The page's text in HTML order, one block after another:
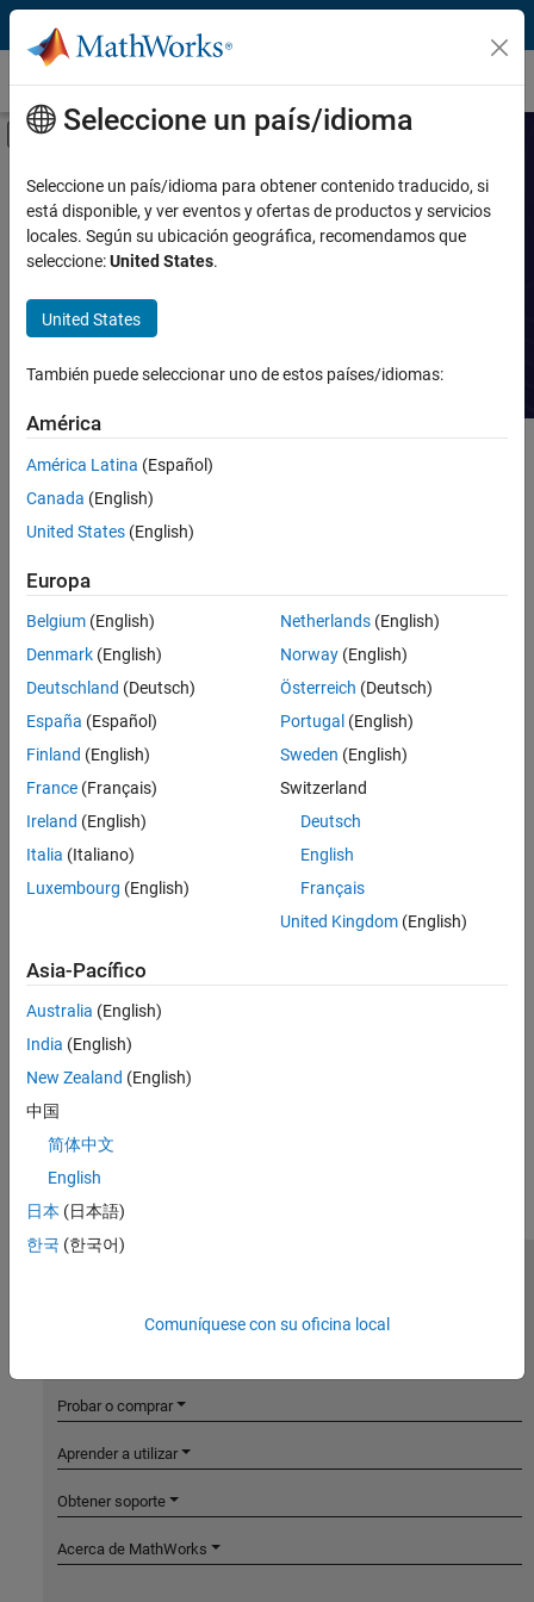
Saltar al contenido
Casos prácticos
Mostrar/ocultar menú de navegación
Prestación
Producto
Aplicación
Buscar casos
prácticos
Ordenar por
Seleccione un país/idioma
Seleccione un país/idioma para obtener contenido traducido, si
está disponible, y ver eventos y ofertas de productos y servicios
locales. Según su ubicación geográfica, recomendamos que
seleccione:United States.
United States
También puede seleccionar uno de estos países/idiomas:
América
América Latina (Español)
Canada (English)
United States (English)
Europa
Belgium (English)
Denmark (English)
Deutschland (Deutsch)
España (Español)
Finland (English)
France (Français)
Ireland (English)
Italia (Italiano)
Luxembourg (English)
Netherlands(English)
Norway(English)
Österreich (Deutsch)
Portugal (English)
Sweden (English)
Switzerland
Deutsch
English
Français
United Kingdom(English)
Asia-Pacífico
Australia (English)
India (English)
New Zealand (English)
中国
简体中文
English
日本 (日本語)
한국 (한국어)
Comuníquese con su oficina local
Probar o comprar
Aprender a utilizar
Obtener soporte
Acerca de MathWorks